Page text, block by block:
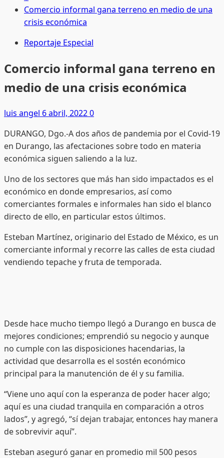
Comercio informal gana terreno en medio de una
crisis económica
Reportaje Especial
Comercio informal gana terreno en
medio de una crisis económica
luis angel 6 abril, 20220
DURANGO, Dgo.-A dos años de pandemia por el Covid-19
en Durango, las afectaciones sobre todo en materia
económica siguen saliendo a la luz.
Uno de los sectores que más han sido impactados es el
económico en donde empresarios, así como
comerciantes formales e informales han sido el blanco
directo de ello, en particular estos últimos.
Esteban Martínez, originario del Estado de México, es un
comerciante informal y recorre las calles de esta ciudad
vendiendo tepache y fruta de temporada.
Desde hace mucho tiempo llegó a Durango en busca de
mejores condiciones; emprendió su negocio y aunque
no cumple con las disposiciones hacendarias, la
actividad que desarrolla es el sostén económico
principal para la manutención de él y su familia.
“Viene uno aquí con la esperanza de poder hacer algo;
aquí es una ciudad tranquila en comparación a otros
lados”, y agregó, “sí dejan trabajar, entonces hay manera
de sobrevivir aquí”.
Esteban aseguró ganar en promedio mil 500 pesos